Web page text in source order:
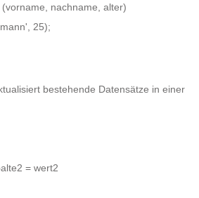
nachname, alter)
25);
bestehende Datensätze in einer
= wert2